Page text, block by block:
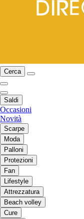
Cerca
Saldi
Occasioni
Novità
Scarpe
Moda
Palloni
Protezioni
Fan
Lifestyle
Attrezzatura
Beach volley
Cure